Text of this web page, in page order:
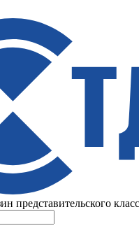
представительского